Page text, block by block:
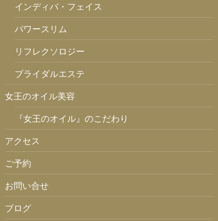
インディバ・フェイス
パワースリム
リフレクソロジー
ブライダルエステ
女王のオイル美容
『女王のオイル』のこだわり
アクセス
ご予約
お問い合せ
ブログ